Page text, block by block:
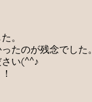
。
たのが残念でした。
い(^^♪